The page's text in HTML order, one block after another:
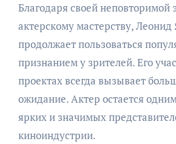
Благодаря своей неповторимой
актерскому мастерству,
продолжает пользоваться
признанием у зрителей. Его
проектах всегда вызывает
ожидание. Актер остается
ярких и значимых
киноиндустрии.